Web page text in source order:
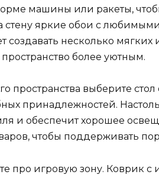
машины или ракеты,
стену яркие обои с
создавать несколько
пространство более уютным.
пространства выберите
принадлежностей.
и обеспечит хорошее
чтобы поддерживать
про игровую зону. Коврик